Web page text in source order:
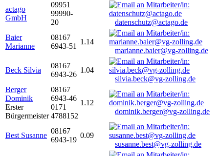
actago
GmbH
09951
99990-
20
datenschutz@actago.de
Baier
Marianne
08167
6943-51
1.14
marianne.baier@vg-zolling.de
Beck Silvia
08167
6943-26
1.04
silvia.beck@vg-zolling.de
Berger
Dominik
Erster
Bürgermeister
08167
6943-46
0171
4788152
1.12
dominik.berger@vg-zolling.de
Best Susanne
08167
6943-19
0.09
susanne.best@vg-zolling.de